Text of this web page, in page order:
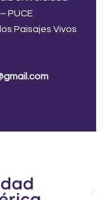
PUCE
Paisajes Vivos